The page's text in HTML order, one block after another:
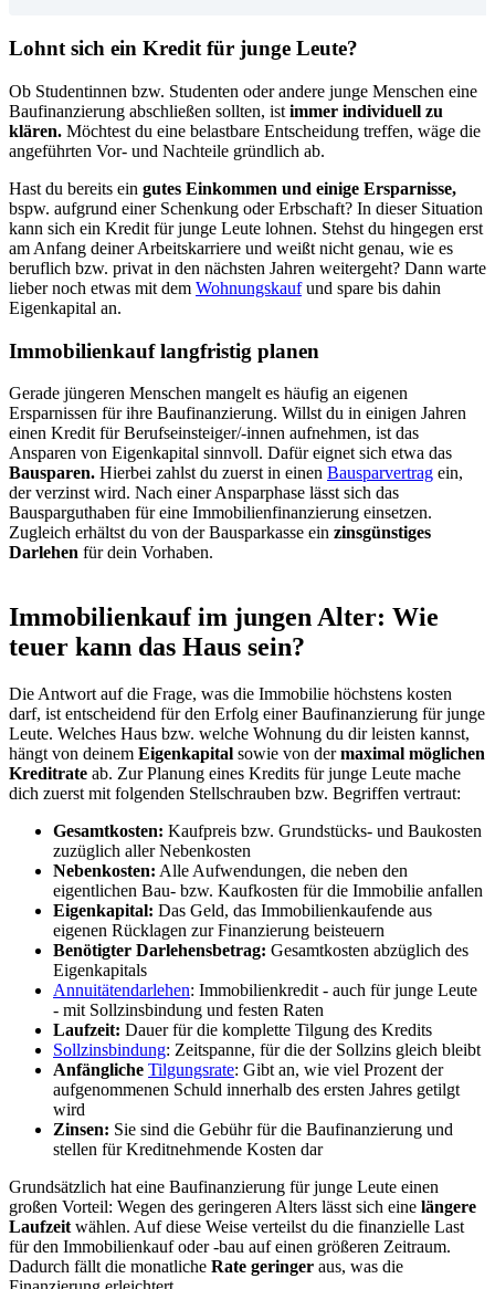
Lohnt sich ein Kredit für junge Leute?
Ob Studentinnen bzw. Studenten oder andere junge Menschen eine
Baufinanzierung abschließen sollten, ist immer individuell zu
klären. Möchtest du eine belastbare Entscheidung treffen, wäge die
angeführten Vor- und Nachteile gründlich ab.
Hast du bereits ein gutes Einkommen und einige Ersparnisse,
bspw. aufgrund einer Schenkung oder Erbschaft? In dieser Situation
kann sich ein Kredit für junge Leute lohnen. Stehst du hingegen erst
am Anfang deiner Arbeitskarriere und weißt nicht genau, wie es
beruflich bzw. privat in den nächsten Jahren weitergeht? Dann warte
lieber noch etwas mit dem Wohnungskaufund spare bis dahin
Eigenkapital an.
Immobilienkauf langfristig planen
Gerade jüngeren Menschen mangelt es häufig an eigenen
Ersparnissen für ihre Baufinanzierung. Willst du in einigen Jahren
einen Kredit für Berufseinsteiger/-innen aufnehmen, ist das
Ansparen von Eigenkapital sinnvoll. Dafür eignet sich etwa das
Bausparen. Hierbei zahlst du zuerst in einen Bausparvertrag ein,
der verzinst wird. Nach einer Ansparphase lässt sich das
Bausparguthaben für eine Immobilienfinanzierung einsetzen.
Zugleich erhältst du von der Bausparkasse ein zinsgünstiges
Darlehen für dein Vorhaben.
Immobilienkauf im jungen Alter: Wie
teuer kann das Haus sein?
Die Antwort auf die Frage, was die Immobilie höchstens kosten
darf, ist entscheidend für den Erfolg einer Baufinanzierung für junge
Leute. Welches Haus bzw. welche Wohnung du dir leisten kannst,
hängt von deinem Eigenkapital sowie von dermaximal möglichen
Kreditrate ab. Zur Planung eines Kredits für junge Leute mache
dich zuerst mit folgenden Stellschrauben bzw. Begriffen vertraut:
Gesamtkosten: Kaufpreis bzw. Grundstücks- und Baukosten
zuzüglich aller Nebenkosten
Nebenkosten: Alle Aufwendungen, die neben den
eigentlichen Bau- bzw. Kaufkosten für die Immobilie anfallen
Eigenkapital: Das Geld, das Immobilienkaufende aus
eigenen Rücklagen zur Finanzierung beisteuern
Benötigter Darlehensbetrag: Gesamtkosten abzüglich des
Eigenkapitals
Annuitätendarlehen: Immobilienkredit - auch für junge Leute
- mit Sollzinsbindung und festen Raten
Laufzeit: Dauer für die komplette Tilgung des Kredits
Sollzinsbindung: Zeitspanne, für die der Sollzins gleich bleibt
Anfängliche Tilgungsrate: Gibt an, wie viel Prozent der
aufgenommenen Schuld innerhalb des ersten Jahres getilgt
wird
Zinsen: Sie sind die Gebühr für die Baufinanzierung und
stellen für Kreditnehmende Kosten dar
Grundsätzlich hat eine Baufinanzierung für junge Leute einen
großen Vorteil: Wegen des geringeren Alters lässt sich eine längere
Laufzeit wählen. Auf diese Weise verteilst du die finanzielle Last
für den Immobilienkauf oder -bau auf einen größeren Zeitraum.
Dadurch fällt die monatliche Rate geringer aus, was die